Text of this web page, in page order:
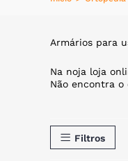
Armários para
Na noja loja
Não encontra
Filtros